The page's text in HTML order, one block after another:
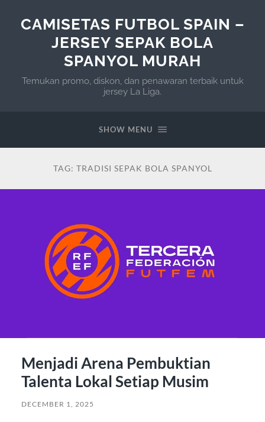
CAMISETAS FUTBOL SPAIN –
JERSEY SEPAK BOLA
SPANYOL MURAH
Temukan promo, diskon, dan penawaran terbaik untuk
jersey La Liga.
SHOW MENU
TAG: TRADISI SEPAK BOLA SPANYOL
Menjadi Arena Pembuktian
Talenta Lokal Setiap Musim
DECEMBER 1, 2025